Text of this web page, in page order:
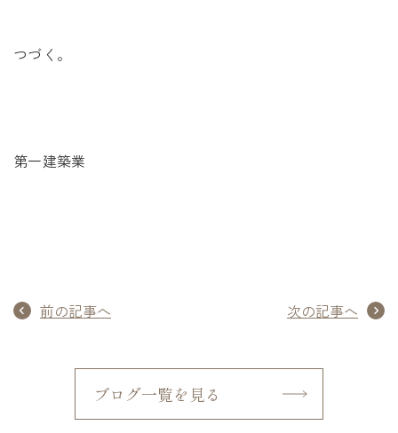
つづく。
第一建築業
前の記事へ 次の記事へ
ブログ一覧を見る